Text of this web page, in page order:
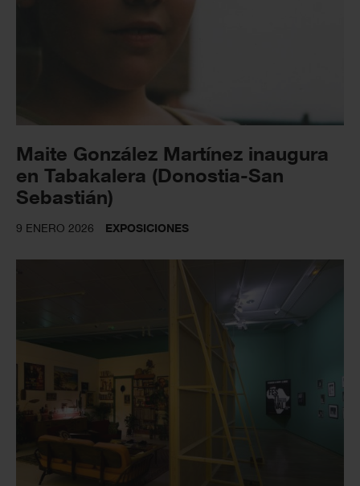
Maite González Martínez inaugura
en Tabakalera (Donostia-San
Sebastián)
9 ENERO 2026 EXPOSICIONES